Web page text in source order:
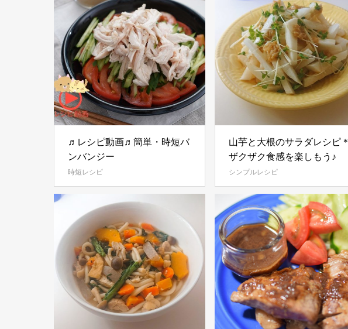
♬レシピ動画♬簡単・時短バ
ンバンジー
時短レシピ
山芋と大根のサラダレシピ＊
ザクザク食感を楽しもう♪
シンプルレシピ